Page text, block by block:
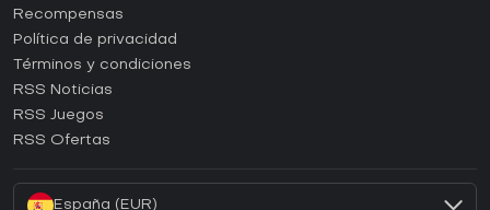
¿Cómo activar una CD Key de Steam?
¿Cómo activar una CD Key de Epic Games?
¿Cómo activar una CD Key de GOG?
¿Cómo activar una CD Key de Ubisoft Connect?
¿Cómo activar una CD Key de EA App?
Recompensas
Política de privacidad
Términos y condiciones
RSS Noticias
RSS Juegos
RSS Ofertas
España (EUR)